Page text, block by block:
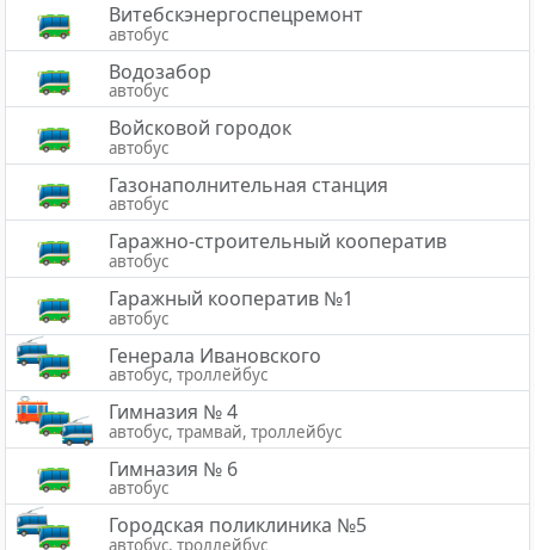
Витебскэнергоспецремонт
автобус
Водозабор
автобус
Войсковой городок
автобус
Газонаполнительная станция
автобус
Гаражно-строительный кооператив
автобус
Гаражный кооператив №1
автобус
Генерала Ивановского
автобус, троллейбус
Гимназия № 4
автобус, трамвай, троллейбус
Гимназия № 6
автобус
Городская поликлиника №5
автобус, троллейбус